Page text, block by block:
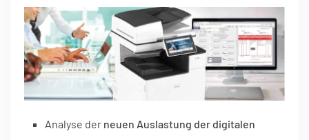
Analyse der neuen Auslastung der digitalen